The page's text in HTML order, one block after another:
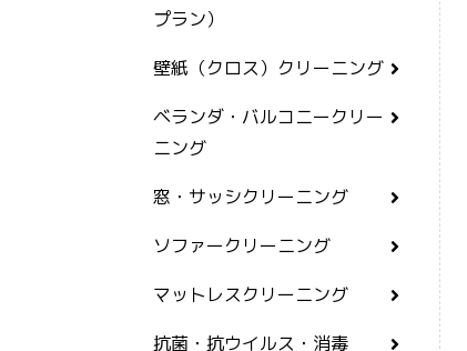
プラン）
壁紙（クロス）クリーニング
ベランダ・バルコニークリー
ニング
窓・サッシクリーニング
ソファークリーニング
マットレスクリーニング
抗菌・抗ウイルス・消毒